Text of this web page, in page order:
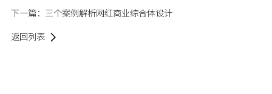
下一篇： 三个案例解析网红商业综合体设计
返回列表